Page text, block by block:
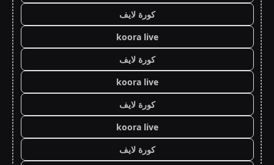
كورة لايف
koora live
كورة لايف
koora live
كورة لايف
koora live
كورة لايف